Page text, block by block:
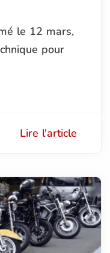
le 12 mars,
pour
Lire l'article